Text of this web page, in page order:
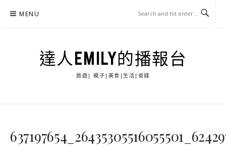
MENU
達人EMILY的播報台
旅遊| 親子|美食|生活|省錢